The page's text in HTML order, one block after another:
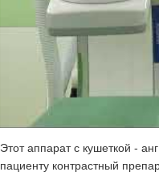
Этот аппарат с кушеткой -
пациенту контрастный